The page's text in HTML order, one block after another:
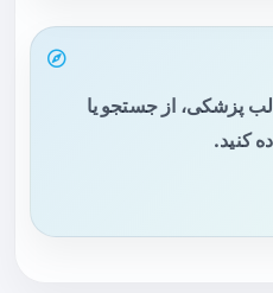
پزشکی، از جستجو یا
کنید.